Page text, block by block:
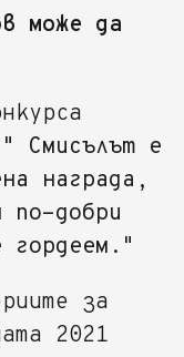
може да
" Смисълът е
награда,
по-добри
гордеем."
за
2021